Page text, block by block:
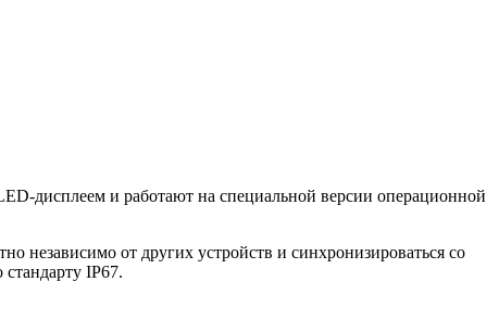
дисплеем и работают на специальной версии операционной
независимо от других устройств и синхронизироваться со
IP67.